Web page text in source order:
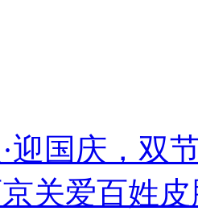
迎国庆，双
关爱百姓